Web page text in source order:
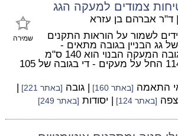
צמודים למעקה הגג
שמירה
| ד"ר אברהם בן עזרא
לשמור על הוראות התקנים
גג הבניין בגובה מתאים -
כדוגמא להלן לפיה גובה המעקה הבנוי הוא 140 ס"מ
בעוד על פי התקן 1142 החל על מעקים - די בגובה של 105
התאמה [באתר 160] | גובה [באתר 221]
|
[באתר 124] | יסודות [באתר 249]